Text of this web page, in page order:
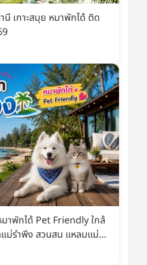
เกาะสมุย หมาพักได้ ติด
าพักได้ Pet Friendly ใกล้
แม่รำพึง สวนสน แหลมแม่